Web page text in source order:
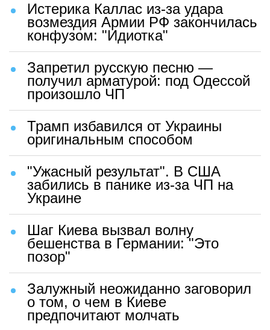
Истерика Каллас из-за удара
возмездия Армии РФ закончилась
конфузом: "Идиотка"
Запретил русскую песню —
получил арматурой: под Одессой
произошло ЧП
Трамп избавился от Украины
оригинальным способом
"Ужасный результат". В США
забились в панике из-за ЧП на
Украине
Шаг Киева вызвал волну
бешенства в Германии: "Это
позор"
Залужный неожиданно заговорил
о том, о чем в Киеве
предпочитают молчать